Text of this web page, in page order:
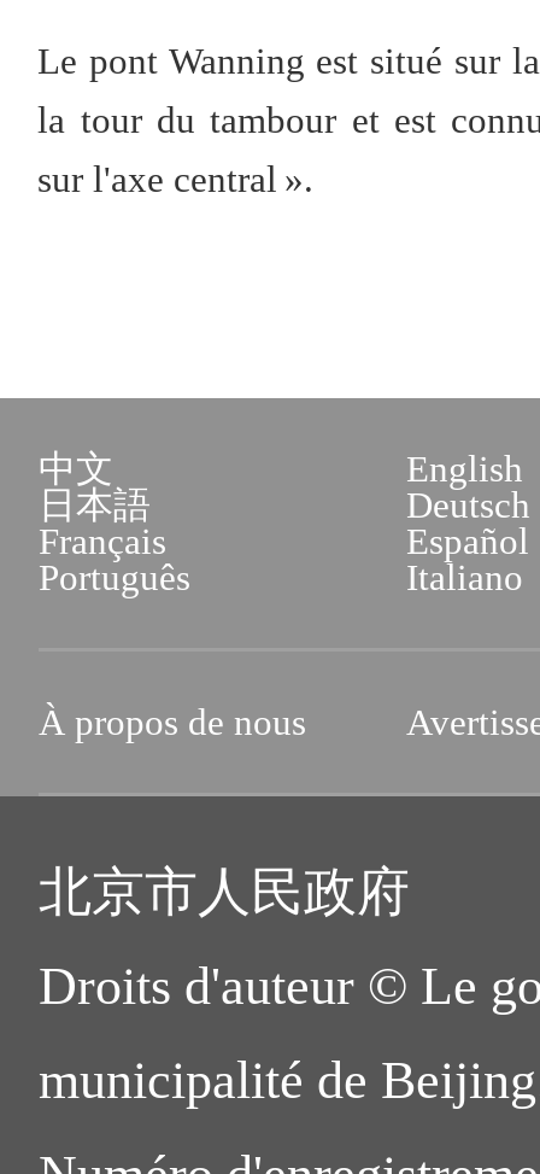
Le pont Wanning est situé sur
la tour du tambour et est
sur l'axe central ».
中文
English
日本語
Deutsch
Français
Español
Português
Italiano
À propos de nous
北京市人民政府
Droits d'auteur © Le
municipalité de